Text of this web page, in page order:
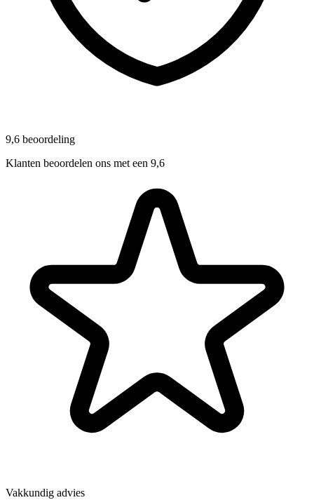
9,6 beoordeling
Klanten beoordelen ons met een 9,6
Vakkundig advies